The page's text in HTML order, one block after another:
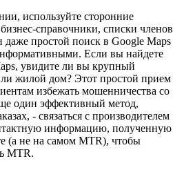
используйте сторонние
справочники, списки членов
даже простой поиск в Google Maps
Если вы найдете
увидите ли вы крупный
жилой дом? Этот простой прием
избежать мошенничества со
один эффективный метод,
- связаться с производителем
информацию, полученную
(а не на самом MTR), чтобы
MTR.